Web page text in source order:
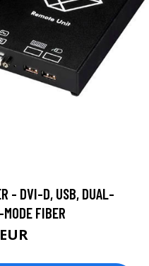
- DVI-D, USB, DUAL-
FIBER